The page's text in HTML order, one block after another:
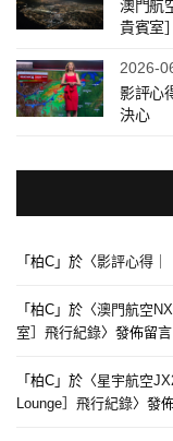
澳門航
貴賓室
2026-
影評心
決心
「 柏C 」於〈影評心得｜
「 柏C 」於〈澳門航空
室］飛行紀錄〉發佈留言
「 柏C 」於〈星宇航空
Lounge］飛行紀錄〉發